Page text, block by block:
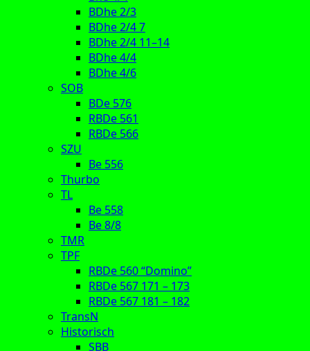
BDhe 2/3
BDhe 2/4 7
BDhe 2/4 11–14
BDhe 4/4
BDhe 4/6
SOB
BDe 576
RBDe 561
RBDe 566
SZU
Be 556
Thurbo
TL
Be 558
Be 8/8
TMR
TPF
RBDe 560 “Domino”
RBDe 567 171 – 173
RBDe 567 181 – 182
TransN
Historisch
SBB